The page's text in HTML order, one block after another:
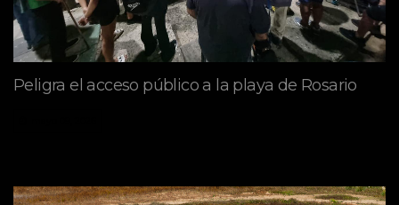
Peligra el acceso público a la playa de Rosario